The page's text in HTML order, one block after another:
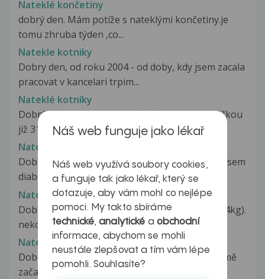
Nateklé končetiny
dobrý den. Mám potíže s nateklými končetiny.je
tomu zhruba týden ,co...
Natekle kotniky
Dobry den, od roku 2004 - od doby, kdy jsem zacala
pracovat v kancelari trpim...
Nateklé kotníky
Dobrý den, úvodem musím říci,že jsem diabetičkou
již 31 let a jsem již 10 let...
Nateklé kotníky
Dobrý den, úvodem musím říci,že je mi 34 let a jsem
diabetičkou již 31 let...
Natekle kotniky (rosol?)
Dobry vecer, je mi 60 let, jsem obezni (162cm/84kg).
nekolik let mam natekle...
Nateklé krční mandle
Dobrý den, prosím Vás o radu.V pondělí večer mě
začalo pobolívat v krku, druhý...
Náš web funguje jako lékař
Náš web využívá soubory cookies,
a funguje tak jako lékař, který se
dotazuje, aby vám mohl co nejlépe
pomoci. My takto sbíráme
technické,analytické a obchodní
informace, abychom se mohli
neustále zlepšovat a tím vám lépe
pomohli. Souhlasíte?